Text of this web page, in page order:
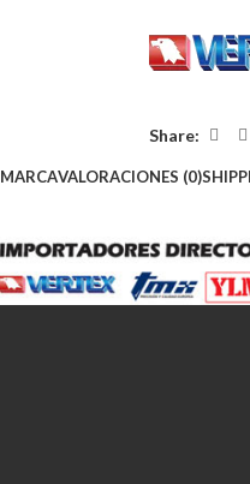
Share:
MARCAVALORACIONES (0)